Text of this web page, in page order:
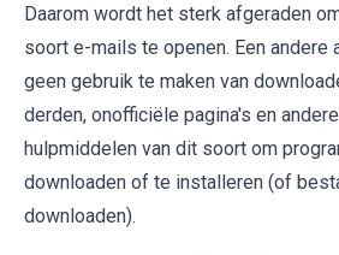
Daarom wordt het sterk afgeraden
soort e-mails te openen. Een andere
geen gebruik te maken van
derden, onofficiële pagina's en
hulpmiddelen van dit soort om
downloaden of te installeren (of
downloaden).